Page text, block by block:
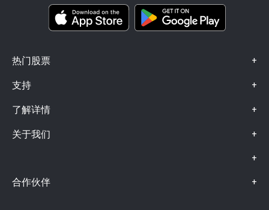
热门股票 +
支持 +
了解详情 +
关于我们 +
+
投诉信息（FCA 客户）
合作伙伴 +